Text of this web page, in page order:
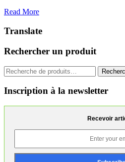
Read More
Translate
Rechercher un produit
Recherche
pour :
Inscription à la newsletter
Recevoir